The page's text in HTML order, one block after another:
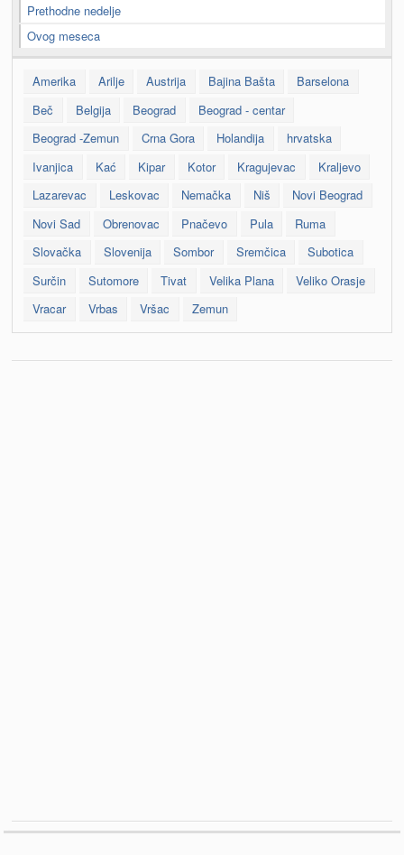
Prethodne nedelje
Ovog meseca
Amerika Arilje Austrija Bajina Bašta
Barselona
Beč
Belgija Beograd
Beograd - centar
Beograd -Zemun
Crna Gora Holandija
hrvatska
Ivanjica
Kać Kipar Kotor Kragujevac
Kraljevo
Lazarevac
Leskovac Nemačka Niš
Novi Beograd
Novi Sad
Obrenovac Pnačevo Pula
Ruma
Slovačka
Slovenija Sombor Sremčica
Subotica
Surčin
Sutomore Tivat Velika Plana
Veliko Orasje
Vracar
Vrbas Vršac Zemun